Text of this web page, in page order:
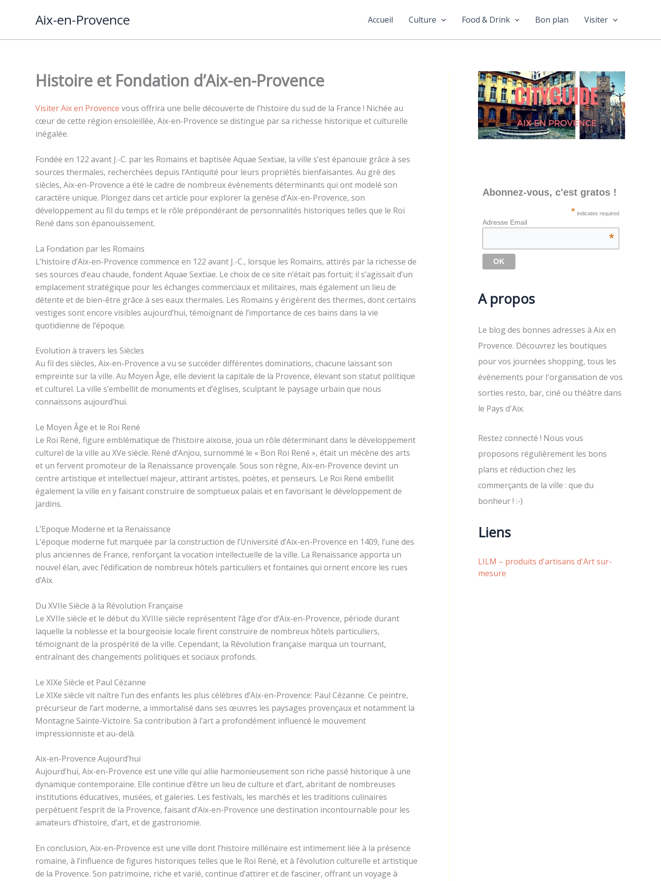
Aix-en-Provence Accueil Culture Food & Drink Bon plan Visiter
Histoire et Fondation d’Aix-en-Provence
Visiter Aix en Provence vous offrira une belle découverte de l’histoire du sud de la France ! Nichée au
cœur de cette région ensoleillée, Aix-en-Provence se distingue par sa richesse historique et culturelle
inégalée.
Fondée en 122 avant J.-C. par les Romains et baptisée Aquae Sextiae, la ville s’est épanouie grâce à ses
sources thermales, recherchées depuis l’Antiquité pour leurs propriétés bienfaisantes. Au gré des
siècles, Aix-en-Provence a été le cadre de nombreux évènements déterminants qui ont modelé son
caractère unique. Plongez dans cet article pour explorer la genèse d’Aix-en-Provence, son
développement au fil du temps et le rôle prépondérant de personnalités historiques telles que le Roi
René dans son épanouissement.
La Fondation par les Romains
L’histoire d’Aix-en-Provence commence en 122 avant J.-C., lorsque les Romains, attirés par la richesse de
ses sources d’eau chaude, fondent Aquae Sextiae. Le choix de ce site n’était pas fortuit; il s’agissait d’un
emplacement stratégique pour les échanges commerciaux et militaires, mais également un lieu de
détente et de bien-être grâce à ses eaux thermales. Les Romains y érigèrent des thermes, dont certains
vestiges sont encore visibles aujourd’hui, témoignant de l’importance de ces bains dans la vie
quotidienne de l’époque.
Evolution à travers les Siècles
Au fil des siècles, Aix-en-Provence a vu se succéder différentes dominations, chacune laissant son
empreinte sur la ville. Au Moyen Âge, elle devient la capitale de la Provence, élevant son statut politique
et culturel. La ville s’embellit de monuments et d’églises, sculptant le paysage urbain que nous
connaissons aujourd’hui.
Le Moyen Âge et le Roi René
Le Roi René, figure emblématique de l’histoire aixoise, joua un rôle déterminant dans le développement
culturel de la ville au XVe siècle. René d’Anjou, surnommé le « Bon Roi René », était un mécène des arts
et un fervent promoteur de la Renaissance provençale. Sous son règne, Aix-en-Provence devint un
centre artistique et intellectuel majeur, attirant artistes, poètes, et penseurs. Le Roi René embellit
également la ville en y faisant construire de somptueux palais et en favorisant le développement de
jardins.
L’Epoque Moderne et la Renaissance
L’époque moderne fut marquée par la construction de l’Université d’Aix-en-Provence en 1409, l’une des
plus anciennes de France, renforçant la vocation intellectuelle de la ville. La Renaissance apporta un
nouvel élan, avec l’édification de nombreux hôtels particuliers et fontaines qui ornent encore les rues
d’Aix.
Du XVIIe Siècle à la Révolution Française
Le XVIIe siècle et le début du XVIIIe siècle représentent l’âge d’or d’Aix-en-Provence, période durant
laquelle la noblesse et la bourgeoisie locale firent construire de nombreux hôtels particuliers,
témoignant de la prospérité de la ville. Cependant, la Révolution française marqua un tournant,
entraînant des changements politiques et sociaux profonds.
Le XIXe Siècle et Paul Cézanne
Le XIXe siècle vit naître l’un des enfants les plus célèbres d’Aix-en-Provence: Paul Cézanne. Ce peintre,
précurseur de l’art moderne, a immortalisé dans ses œuvres les paysages provençaux et notamment la
Montagne Sainte-Victoire. Sa contribution à l’art a profondément influencé le mouvement
impressionniste et au-delà.
Aix-en-Provence Aujourd’hui
Aujourd’hui, Aix-en-Provence est une ville qui allie harmonieusement son riche passé historique à une
dynamique contemporaine. Elle continue d’être un lieu de culture et d’art, abritant de nombreuses
institutions éducatives, musées, et galeries. Les festivals, les marchés et les traditions culinaires
perpétuent l’esprit de la Provence, faisant d’Aix-en-Provence une destination incontournable pour les
amateurs d’histoire, d’art, et de gastronomie.
En conclusion, Aix-en-Provence est une ville dont l’histoire millénaire est intimement liée à la présence
romaine, à l’influence de figures historiques telles que le Roi René, et à l’évolution culturelle et artistique
de la Provence. Son patrimoine, riche et varié, continue d’attirer et de fasciner, offrant un voyage à
Abonnez-vous, c'est gratos !
* indicates required
Adresse Email
*
A propos
Le blog des bonnes adresses à Aix en
Provence. Découvrez les boutiques
pour vos journées shopping, tous les
évènements pour l'organisation de vos
sorties resto, bar, ciné ou théâtre dans
le Pays d'Aix.
Restez connecté ! Nous vous
proposons régulièrement les bons
plans et réduction chez les
commerçants de la ville : que du
bonheur ! :-)
Liens
LILM – produits d'artisans d'Art sur-
mesure